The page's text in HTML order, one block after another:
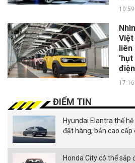
Việt
liên
'hụt
ĐIỂM TIN
Hyundai Elantra thế
đặt hàng, bản cao
Honda City có thể